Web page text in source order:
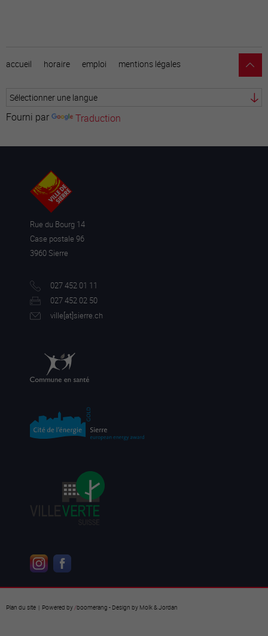
accueil horaire emploi mentions légales
Fourni par Traduction
Rue du Bourg 14
Case postale 96
3960 Sierre
027 452 01 11
027 452 02 50
ville[at]sierre.ch
Plan du site | Powered by/boomerang - Design by Molk & Jordan